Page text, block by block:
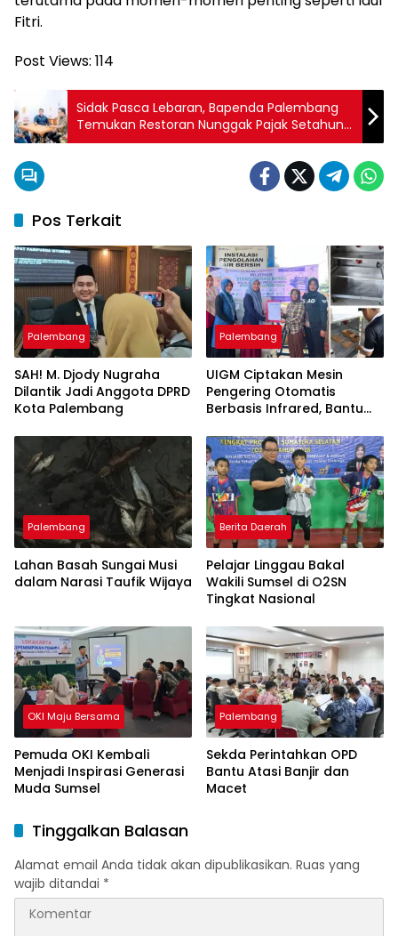
Fitri.
Post Views: 114
Sidak Pasca Lebaran, Bapenda Palembang
Temukan Restoran Nunggak Pajak Setahun
di Kalidoni
Pos Terkait
Palembang
SAH! M. Djody Nugraha
Dilantik Jadi Anggota DPRD
Kota Palembang
Palembang
UIGM Ciptakan Mesin
Pengering Otomatis
Berbasis Infrared, Bantu
Pulau Kemaro
Palembang
Lahan Basah Sungai Musi
dalam Narasi Taufik Wijaya
Berita Daerah
Pelajar Linggau Bakal
Wakili Sumsel di O2SN
Tingkat Nasional
OKI Maju Bersama
Pemuda OKI Kembali
Menjadi Inspirasi Generasi
Muda Sumsel
Palembang
Sekda Perintahkan OPD
Bantu Atasi Banjir dan
Macet
Tinggalkan Balasan
Alamat email Anda tidak akan dipublikasikan. Ruas yang
wajib ditandai *